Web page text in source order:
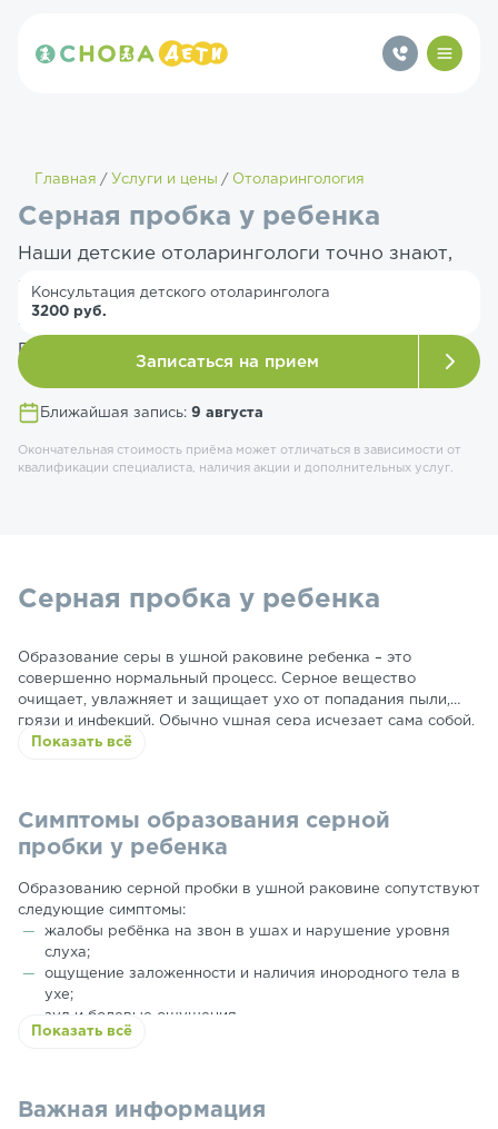
Главная Услуги и цены Отоларингология
Серная пробка у ребенка
Наши детские отоларингологи точно знают,
как безопасно удалить серную пробку у
ребёнка, не повредив нежный слуховой
проход.
Ближайшая запись: 9 августа
Консультация детского отоларинголога
3200 руб.
Записаться на прием
Окончательная стоимость приёма может отличаться в зависимости от
квалификации специалиста, наличия акции и дополнительных услуг.
Серная пробка у ребенка
Образование серы в ушной раковине ребенка – это
совершенно нормальный процесс. Серное вещество
очищает, увлажняет и защищает ухо от попадания пыли,
грязи и инфекций. Обычно ушная сера исчезает сама собой,
но нередко этот процесс нарушается и образуется пробка –
патология, а обычная серная пробка – проблема довольно
частая в практике ЛОР-врачей.
Показать всё
Симптомы образования серной
пробки у ребенка
Образованию серной пробки в ушной раковине сопутствуют
следующие симптомы:
жалобы ребёнка на звон в ушах и нарушение уровня
слуха;
ощущение заложенности и наличия инородного тела в
ухе;
зуд и болевые ощущения.
Иногда у ребенка наблюдается снижение слухового
обращенные к нему вопросы. Некоторые маленькие
пациенты говорят, что слышат свой собственный голос.
Показать всё
Важная информация